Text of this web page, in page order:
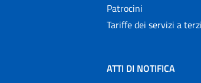
Patrocini
Tariffe dei servizi a terzi
ATTI DI NOTIFICA